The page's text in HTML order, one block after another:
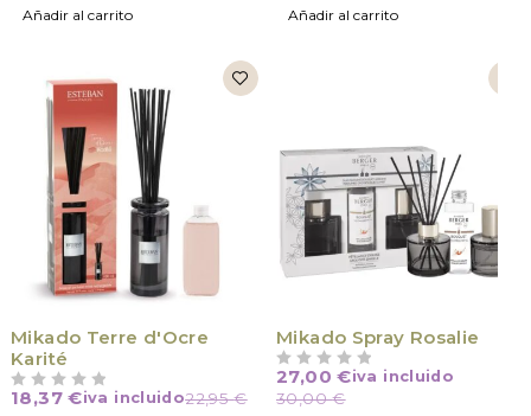
Añadir al carrito
Añadir al carrito
Mikado Terre d'Ocre
Karité
22,95€
18,37€iva incluido
Mikado Spray Rosalie
30,00€
27,00€iva incluido